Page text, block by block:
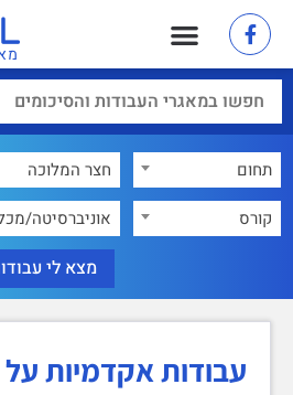
תחום
חצר המלוכה
קורס
אוניברסיטה/
עבודות אקדמיות